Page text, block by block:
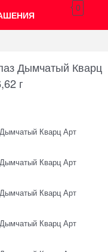
0
Дымчатый Кварц
г